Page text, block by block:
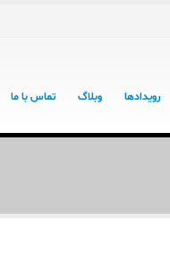
رویدادها وبلاگ تماس با ما